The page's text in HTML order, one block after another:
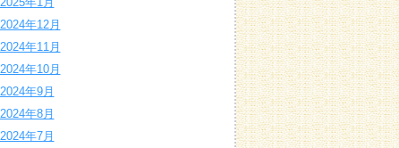
2024年12月
2024年11月
2024年10月
2024年9月
2024年8月
2024年7月